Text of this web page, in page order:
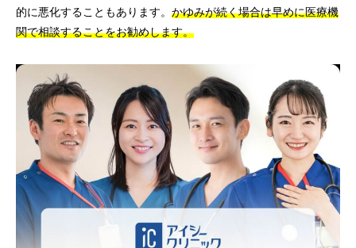
的に悪化することもあります。 かゆみが続く場合は早めに医療機
関で相談することをお勧めします。